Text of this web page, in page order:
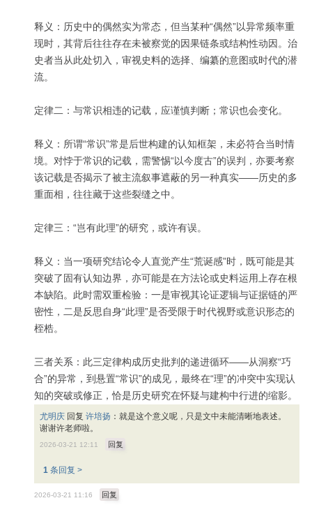
释义：历史中的偶然实为常态，但当某种“偶然”以异常频率重
现时，其背后往往存在未被察觉的因果链条或结构性动因。治
史者当从此处切入，审视史料的选择、编纂的意图或时代的潜
流。
定律二：与常识相违的记载，应谨慎判断；常识也会变化。
释义：所谓“常识”常是后世构建的认知框架，未必符合当时情
境。对悖于常识的记载，需警惕“以今度古”的误判，亦要考察
该记载是否揭示了被主流叙事遮蔽的另一种真实——历史的多
重面相，往往藏于这些裂缝之中。
定律三：“岂有此理”的研究，或许有误。
释义：当一项研究结论令人直觉产生“荒诞感”时，既可能是其
突破了固有认知边界，亦可能是在方法论或史料运用上存在根
本缺陷。此时需双重检验：一是审视其论证逻辑与证据链的严
密性，二是反思自身“此理”是否受限于时代视野或意识形态的
桎梏。
三者关系：此三定律构成历史批判的递进循环——从洞察“巧
合”的异常，到悬置“常识”的成见，最终在“理”的冲突中实现认
知的突破或修正，恰是历史研究在怀疑与建构中行进的缩影。
尤明庆 回复许培扬 ：就是这个意义呢，只是文中未能清晰地表述。
谢谢许老师啦。
2026-03-21 12:11 回复
1条回复 >
2026-03-21 11:16 回复